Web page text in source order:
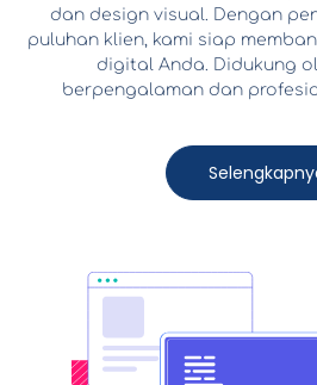
dan design visual. Dengan
puluhan klien, kami siap
digital Anda.
Didukung
berpengalaman dan